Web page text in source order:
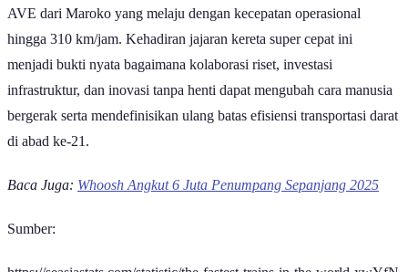
AVE dari Maroko yang melaju dengan kecepatan operasional
hingga 310 km/jam. Kehadiran jajaran kereta super cepat ini
menjadi bukti nyata bagaimana kolaborasi riset, investasi
infrastruktur, dan inovasi tanpa henti dapat mengubah cara manusia
bergerak serta mendefinisikan ulang batas efisiensi transportasi darat
di abad ke-21.
Baca Juga: Whoosh Angkut 6 Juta Penumpang Sepanjang 2025
Sumber: